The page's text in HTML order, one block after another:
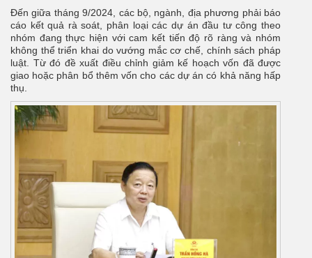
Đến giữa tháng 9/2024, các bộ, ngành, địa phương phải báo
cáo kết quả rà soát, phân loại các dự án đầu tư công theo
nhóm đang thực hiện với cam kết tiến độ rõ ràng và nhóm
không thể triển khai do vướng mắc cơ chế, chính sách pháp
luật. Từ đó đề xuất điều chỉnh giảm kế hoạch vốn đã được
giao hoặc phân bổ thêm vốn cho các dự án có khả năng hấp
thụ.